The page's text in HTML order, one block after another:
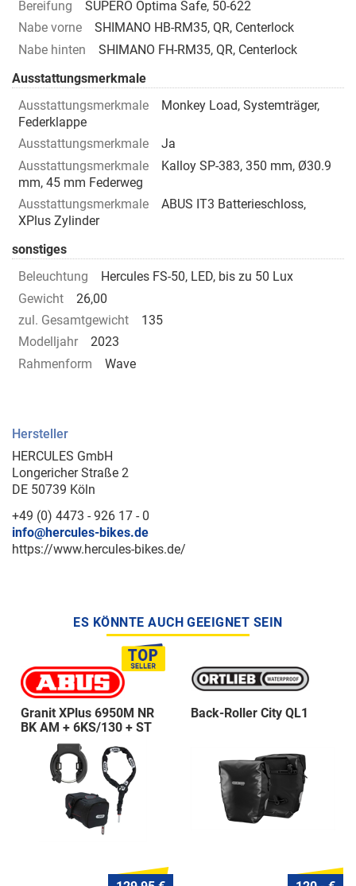
Bereifung
SUPERO Optima Safe, 50-622
Nabe vorne
SHIMANO HB-RM35, QR, Centerlock
Nabe hinten
SHIMANO FH-RM35, QR, Centerlock
Ausstattungsmerkmale
Ausstattungsmerkmale
Monkey Load, Systemträger,
Federklappe
Ausstattungsmerkmale
Ja
Ausstattungsmerkmale
Kalloy SP-383, 350 mm, Ø30.9
mm, 45 mm Federweg
Ausstattungsmerkmale
ABUS IT3 Batterieschloss,
XPlus Zylinder
sonstiges
Beleuchtung
Hercules FS-50, LED, bis zu 50 Lux
Gewicht
26,00
zul. Gesamtgewicht
135
Modelljahr
2023
Rahmenform
Wave
Hersteller
HERCULES GmbH
Longericher Straße 2
DE 50739 Köln
+49 (0) 4473 - 926 17 - 0
info@hercules-bikes.de
https://www.hercules-bikes.de/
ES KÖNNTE AUCH GEEIGNET SEIN
Granit XPlus 6950M NR
BK AM + 6KS/130 + ST
Back-Roller City QL1